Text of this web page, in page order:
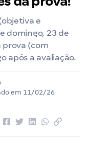
e
domingo, 23 de
prova (com
após a avaliação.
em 11/02/26